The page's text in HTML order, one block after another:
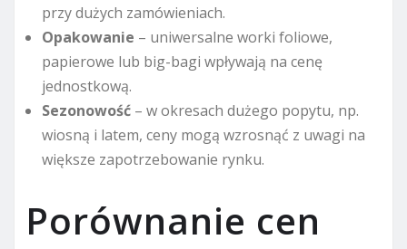
przy dużych zamówieniach.
Opakowanie – uniwersalne worki foliowe,
papierowe lub big-bagi wpływają na cenę
jednostkową.
Sezonowość – w okresach dużego popytu, np.
wiosną i latem, ceny mogą wzrosnąć z uwagi na
większe zapotrzebowanie rynku.
Porównanie cen